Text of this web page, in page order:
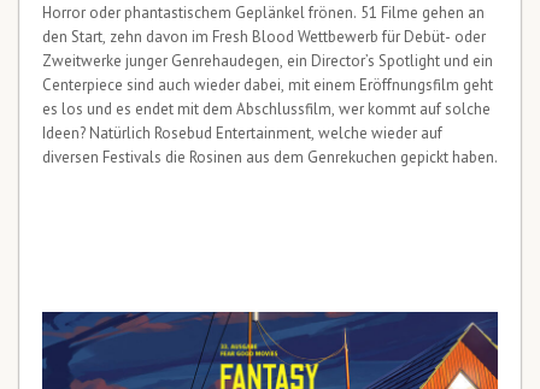
Horror oder phantastischem Geplänkel frönen. 51 Filme gehen an
den Start, zehn davon im Fresh Blood Wettbewerb für Debüt- oder
Zweitwerke junger Genrehaudegen, ein Director’s Spotlight und ein
Centerpiece sind auch wieder dabei, mit einem Eröffnungsfilm geht
es los und es endet mit dem Abschlussfilm, wer kommt auf solche
Ideen? Natürlich Rosebud Entertainment, welche wieder auf
diversen Festivals die Rosinen aus dem Genrekuchen gepickt haben.